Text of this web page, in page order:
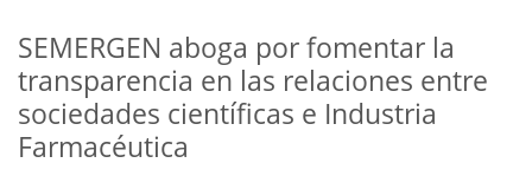
SEMERGEN aboga por fomentar la
transparencia en las relaciones entre
sociedades científicas e Industria
Farmacéutica